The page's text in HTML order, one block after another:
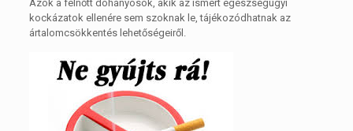
Azok a felnőtt dohányosok, akik az ismert egészségügyi
kockázatok ellenére sem szoknak le, tájékozódhatnak az
ártalomcsökkentés lehetőségeiről.